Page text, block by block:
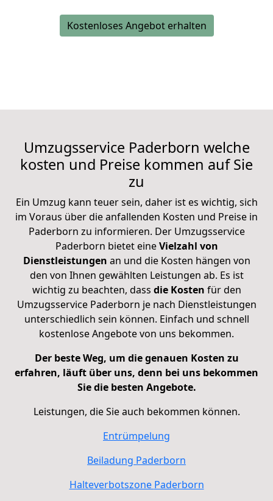
Kostenloses Angebot erhalten
Umzugsservice Paderborn welche
kosten und Preise kommen auf Sie
zu
Ein Umzug kann teuer sein, daher ist es wichtig, sich
im Voraus über die anfallenden Kosten und Preise in
Paderborn zu informieren. Der Umzugsservice
Paderborn bietet eineVielzahl von
Dienstleistungen an und die Kosten hängen von
den von Ihnen gewählten Leistungen ab. Es ist
wichtig zu beachten, dass die Kosten für den
Umzugsservice Paderborn je nach Dienstleistungen
unterschiedlich sein können. Einfach und schnell
kostenlose Angebote von uns bekommen.
Der beste Weg, um die genauen Kosten zu
erfahren, läuft über uns, denn bei uns bekommen
Sie die besten Angebote.
Leistungen, die Sie auch bekommen können.
Entrümpelung
Beiladung Paderborn
Halteverbotszone Paderborn